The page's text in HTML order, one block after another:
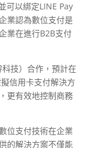
可以綁定LINE Pay
業認為數位支付是
業在進行B2B支付
技）合作，預計在
信用卡支付解決方
更有效地控制商務
位支付技術在企業
的解決方案不僅能